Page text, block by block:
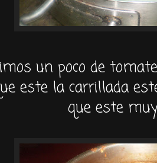
un poco de
este la carrillada
que este